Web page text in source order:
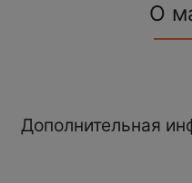
О
Дополнительная